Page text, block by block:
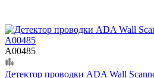
А00485
Детектор проводки ADA Wall